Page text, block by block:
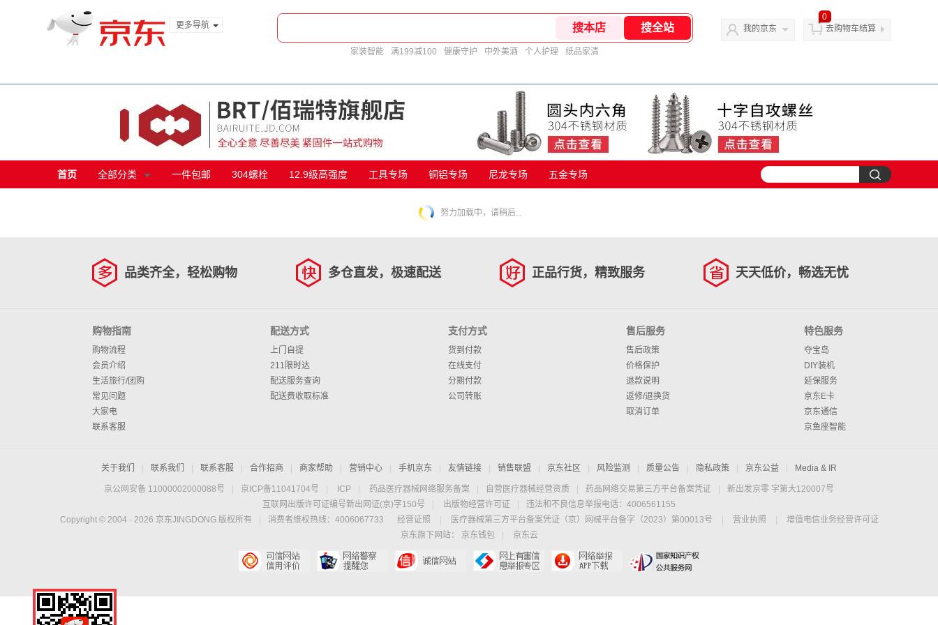
更多导航
家装智能 满199减100 健康守护 中外美酒 个人护理 纸品家清
我的京东
0
去购物车结算
首页 全部分类 一件包邮 304螺栓 12.9级高强度 工具专场 铜铝专场 尼龙专场 五金专场
努力加载中，请稍后...
品类齐全，轻松购物 多仓直发，极速配送 正品行货，精致服务 天天低价，畅选无忧
购物指南
购物流程
会员介绍
生活旅行/团购
常见问题
大家电
联系客服
配送方式
上门自提
211限时达
配送服务查询
配送费收取标准
支付方式
货到付款
在线支付
分期付款
公司转账
售后服务
售后政策
价格保护
退款说明
返修/退换货
取消订单
特色服务
夺宝岛
DIY装机
延保服务
京东E卡
京东通信
京鱼座智能
关于我们 联系我们 联系客服 合作招商 商家帮助 营销中心 手机京东 友情链接 销售联盟 京东社区 风险监测 质量公告 隐私政策 京东公益 Media & IR
京公网安备 11000002000088号 京ICP备11041704号 ICP 药品医疗器械网络服务备案 自营医疗器械经营资质 药品网络交易第三方平台备案凭证
新出发京零 字第大120007号
互联网出版许可证编号新出网证(京)字150号
出版物经营许可证
违法和不良信息举报电话：4006561155
Copyright © 2004 - 2026 京东JINGDONG 版权所有 消费者维权热线：4006067733 经营证照 医疗器械第三方平台备案凭证（京）网械平台备字（2023）第00013号 营业执照
增值电信业务经营许可证
京东旗下网站：
京东钱包 京东云